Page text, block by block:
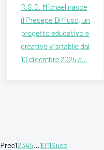
R.S.D. Michael nasce
il Presepe Diffuso, un
progetto educativo e
creativo visitabile dal
10 dicembre 2025 a…
Prec12345 1011Succ